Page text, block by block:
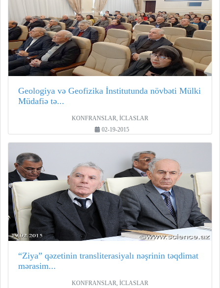
Geologiya və Geofizika İnstitutunda növbəti Mülki
Müdafiə tə...
KONFRANSLAR, İCLASLAR
02-19-2015
“Ziya” qəzetinin transliterasiyalı nəşrinin təqdimat
mərasim...
KONFRANSLAR, İCLASLAR